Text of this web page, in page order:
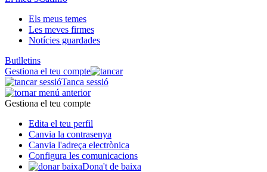
Els meus temes
Les meves firmes
Notícies guardades
Butlletins
Gestiona el teu compte
Tanca sessió
Gestiona el teu compte
Edita el teu perfil
Canvia la contrasenya
Canvia l'adreça electrònica
Configura les comunicacions
Dona't de baixa